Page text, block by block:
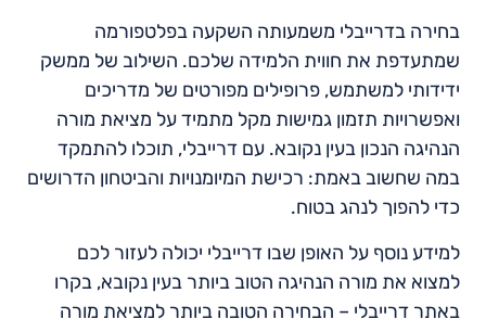
בחירה בדרייבלי משמעותה השקעה בפלטפורמה
שמתעדפת את חווית הלמידה שלכם. השילוב של ממשק
ידידותי למשתמש, פרופילים מפורטים של מדריכים
ואפשרויות תזמון גמישות מקל מתמיד על מציאת מורה
הנהיגה הנכון בעין נקובא. עם דרייבלי, תוכלו להתמקד
במה שחשוב באמת: רכישת המיומנויות והביטחון הדרושים
כדי להפוך לנהג בטוח.
למידע נוסף על האופן שבו דרייבלי יכולה לעזור לכם
למצוא את מורה הנהיגה הטוב ביותר בעין נקובא, בקרו
באתר דרייבלי – הבחירה הטובה ביותר למציאת מורה